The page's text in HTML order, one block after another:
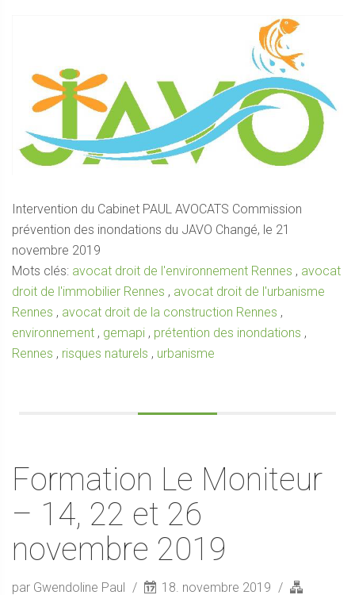
Intervention du Cabinet PAUL AVOCATS Commission
prévention des inondations du JAVO Changé, le 21
novembre 2019
Mots clés: avocat droit de l'environnement Rennes , avocat
droit de l'immobilier Rennes , avocat droit de l'urbanisme
Rennes , avocat droit de la construction Rennes ,
environnement , gemapi , prétention des inondations ,
Rennes , risques naturels , urbanisme
Formation Le Moniteur
– 14, 22 et 26
novembre 2019
par Gwendoline Paul 18. novembre 2019